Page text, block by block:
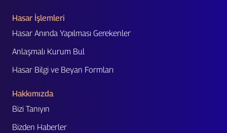
Hasar İşlemleri
Hasar Anında Yapılması Gerekenler
Anlaşmalı Kurum Bul
Hasar Bilgi ve Beyan Formları
Hakkımızda
Bizi Tanıyın
Bizden Haberler